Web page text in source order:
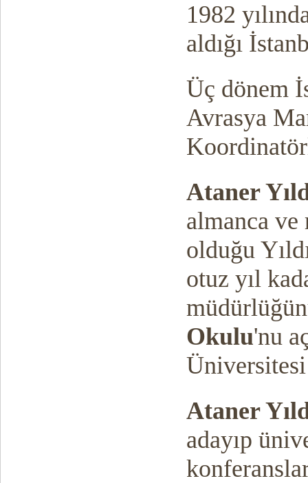
1982
aldığı
Üç dönem
Avrasya
Ataner
almanca
olduğu
otuz yıl
Okulu'nu
Ataner
adayıp